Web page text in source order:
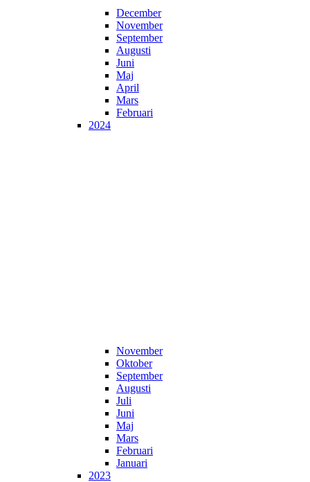
December
November
September
Augusti
Juni
Maj
April
Mars
Februari
2024
November
Oktober
September
Augusti
Juli
Juni
Maj
Mars
Februari
Januari
2023